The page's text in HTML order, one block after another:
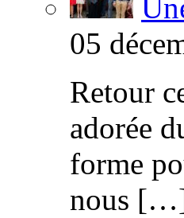
05
Retour
adorée
forme
nous